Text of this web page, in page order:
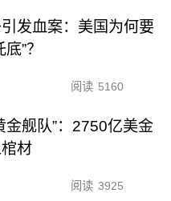
发血案：美国为何要
”？
阅读 5160
金舰队”：2750亿美金
材
阅读 3925